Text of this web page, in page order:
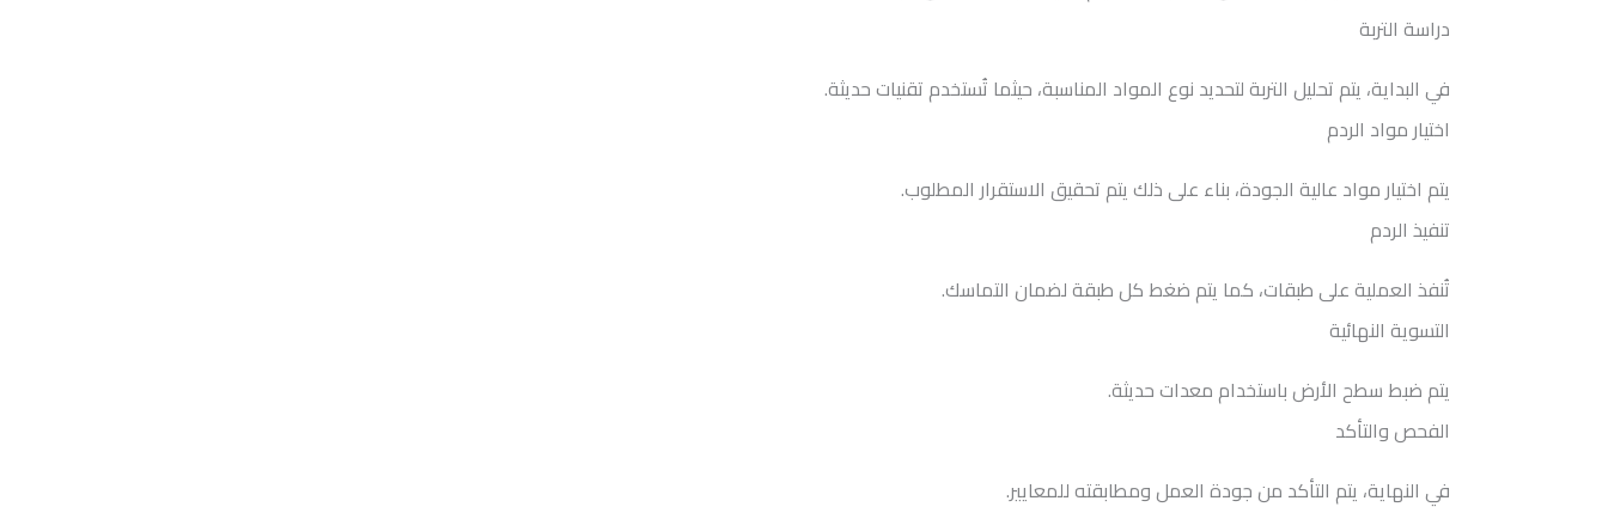
دراسة التربة
في البداية، يتم تحليل التربة لتحديد نوع المواد المناسبة، حيثما تُستخدم تقنيات حديثة.
اختيار مواد الردم
يتم اختيار مواد عالية الجودة، بناء على ذلك يتم تحقيق الاستقرار المطلوب.
تنفيذ الردم
تُنفذ العملية على طبقات، كما يتم ضغط كل طبقة لضمان التماسك.
التسوية النهائية
يتم ضبط سطح الأرض باستخدام معدات حديثة.
الفحص والتأكد
في النهاية، يتم التأكد من جودة العمل ومطابقته للمعايير.